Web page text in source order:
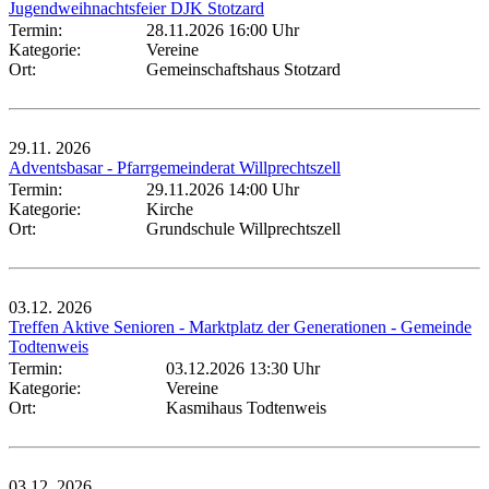
Jugendweihnachtsfeier DJK Stotzard
Termin:
28.11.2026 16:00 Uhr
Kategorie:
Vereine
Ort:
Gemeinschaftshaus Stotzard
29.11. 2026
Adventsbasar - Pfarrgemeinderat Willprechtszell
Termin:
29.11.2026 14:00 Uhr
Kategorie:
Kirche
Ort:
Grundschule Willprechtszell
03.12. 2026
Treffen Aktive Senioren - Marktplatz der Generationen - Gemeinde
Todtenweis
Termin:
03.12.2026 13:30 Uhr
Kategorie:
Vereine
Ort:
Kasmihaus Todtenweis